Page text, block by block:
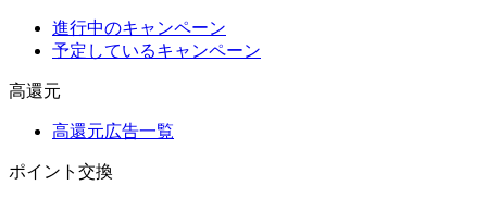
進行中のキャンペーン
予定しているキャンペーン
高還元
高還元広告一覧
ポイント交換